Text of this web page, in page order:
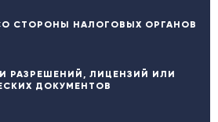
СТОРОНЫ НАЛОГОВЫХ ОРГАНОВ
РАЗРЕШЕНИЙ, ЛИЦЕНЗИЙ ИЛИ
ДОКУМЕНТОВ